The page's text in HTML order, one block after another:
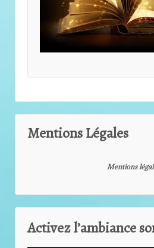
Mentions Légales
Mentions
Activez l’ambiance